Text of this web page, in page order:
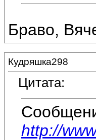
Браво,
Кудряшка298
Цитата:
http://